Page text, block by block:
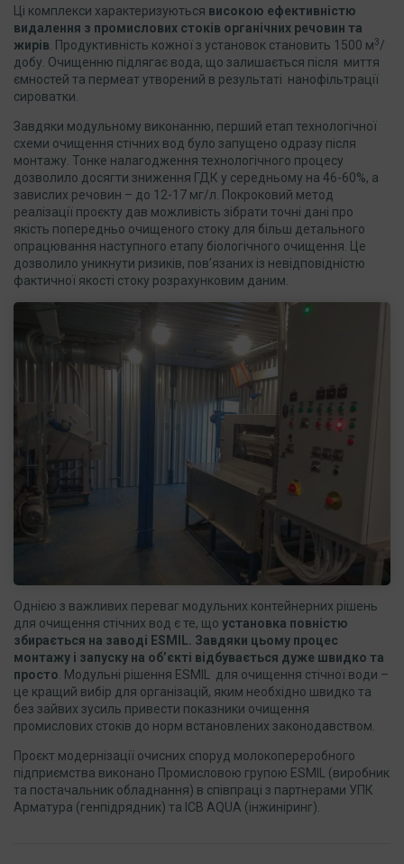
Ці комплекси характеризуються високою ефективністю
видалення з промислових стоків органічних речовин та
жирів. Продуктивність кожної з установок становить 1500 м3/
добу. Очищенню підлягає вода, що залишається після миття
ємностей та пермеат утворений в результаті нанофільтрації
сироватки.
Завдяки модульному виконанню, перший етап технологічної
схеми очищення стічних вод було запущено одразу після
монтажу. Тонке налагодження технологічного процесу
дозволило досягти зниження ГДК у середньому на 46-60%, а
завислих речовин – до 12-17 мг/л. Покроковий метод
реалізації проєкту дав можливість зібрати точні дані про
якість попередньо очищеного стоку для більш детального
опрацювання наступного етапу біологічного очищення. Це
дозволило уникнути ризиків, пов’язаних із невідповідністю
фактичної якості стоку розрахунковим даним.
Однією з важливих переваг модульних контейнерних рішень
для очищення стічних вод є те, що установка повністю
збирається на заводі ESMIL. Завдяки цьому процес
монтажу і запуску на об’єкті відбувається дуже швидко та
просто . Модульні рішення ESMIL для очищення стічної води –
це кращий вибір для організацій, яким необхідно швидко та
без зайвих зусиль привести показники очищення
промислових стоків до норм встановлених законодавством.
Проєкт модернізації очисних споруд молокопереробного
підприємства виконано Промисловою групою ESMIL (виробник
та постачальник обладнання) в співпраці з партнерами УПК
Арматура (генпідрядник) та ICB AQUA (інжиніринг).